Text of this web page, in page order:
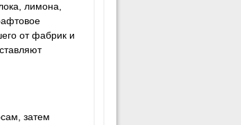
лимона,
от фабрик и
затем